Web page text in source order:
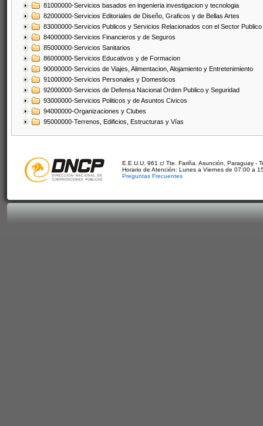
81000000-Servicios basados en ingenieria investigacion y tecnologia
82000000-Servicios Editoriales de Diseño, Graficos y de Bellas Artes
83000000-Servicios Publicos y Servicios Relacionados con el Sector Publico
84000000-Servicios Financieros y de Seguros
85000000-Servicios Sanitarios
86000000-Servicios Educativos y de Formacion
90000000-Servicios de Viajes, Alimentacion, Alojamiento y Entretenimiento
91000000-Servicios Personales y Domesticos
92000000-Servicios de Defensa Nacional Orden Publico y Seguridad
93000000-Servicios Politicos y de Asuntos Civicos
94000000-Organizaciones y Clubes
95000000-Terrenos, Edificios, Estructuras y Vías
E.E.U.U. 961 c/ Tte. Fariña. Asunción, Paraguay -
Horario de Atención: Lunes a Viernes de 07:00 a
Preguntas Frecuentes